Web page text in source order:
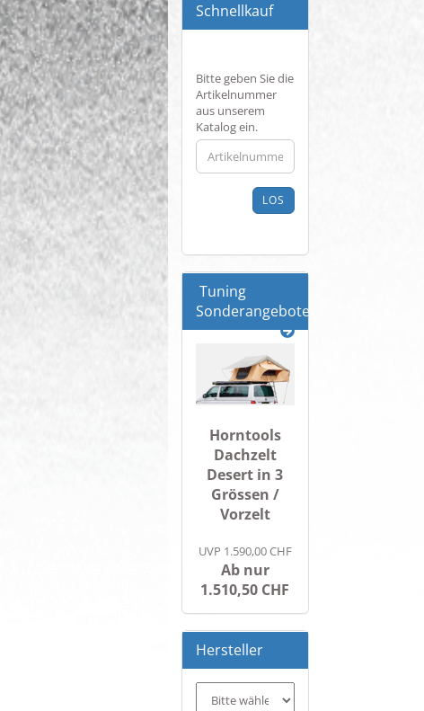
Schnellkauf
BITTE
GEBEN
SIE
DIE
ARTIKELNUMMER
AUS
UNSEREM
Bitte geben Sie die
Artikelnummer
aus unserem
Katalog ein.
LOS
Tuning
Sonderangebote
Horntools
Dachzelt
Desert in 3
Grössen /
Vorzelt
UVP 1.590,00 CHF
Ab nur
1.510,50 CHF
Hersteller